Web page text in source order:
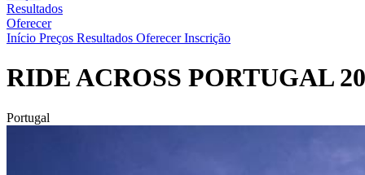
Resultados
Oferecer
Início Preços Resultados Oferecer Inscrição
RIDE ACROSS PORTUGAL
Portugal